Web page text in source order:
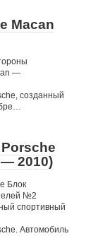
Macan
—
созданный
— 2010)
Блок
№2
спортивный
Автомобиль